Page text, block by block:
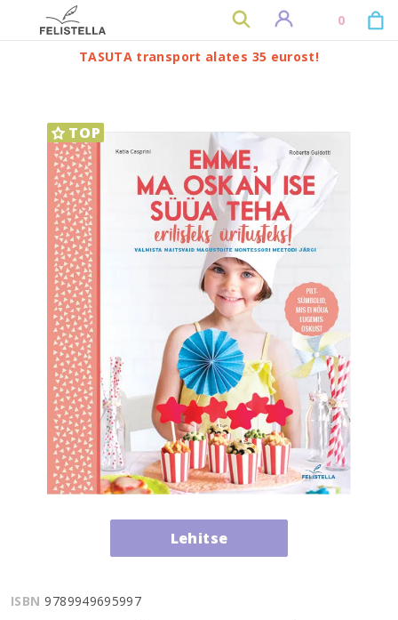
0
TASUTA transport alates 35 eurost!
TOP
Lehitse
ISBN 9789949695997